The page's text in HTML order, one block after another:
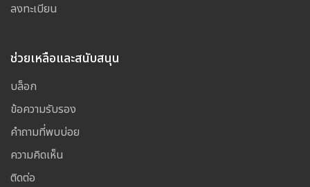
ลงทะเบียน
ช่วยเหลือและสนับสนุน
บล็อก
ข้อความรับรอง
คำถามที่พบบ่อย
ความคิดเห็น
ติดต่อ